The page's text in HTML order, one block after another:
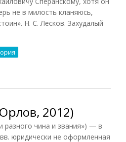
не в милость кланяюсь,
Н. С. Лесков. Захудалый
2012)
чина и звания») — в
юридически не оформленная